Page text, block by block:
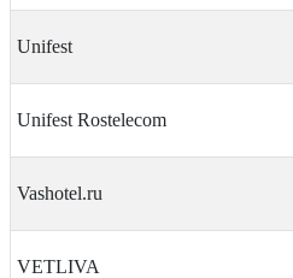
Unifest
Unifest Rostelecom
Vashotel.ru
VETLIVA